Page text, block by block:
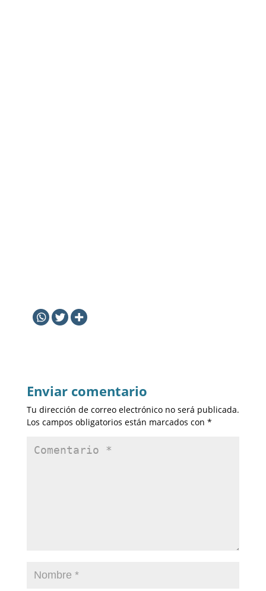
Enviar comentario
Tu dirección de correo electrónico no será publicada.
Los campos obligatorios están marcados con *